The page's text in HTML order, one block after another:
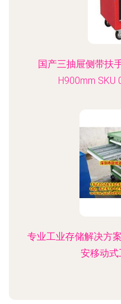
国产三抽屉侧带扶
H900mm SKU
专业工业存储解决方
安移动